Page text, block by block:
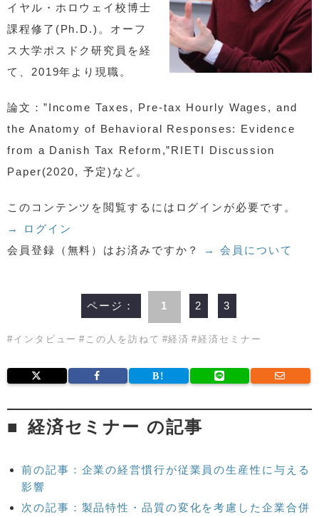
イヤル・ホロウェイ校博士
課程修了(Ph.D.)。オーフ
ス大学ポスドク研究員を経
て、2019年より現職。
論文：”Income Taxes, Pre-tax Hourly Wages, and
the Anatomy of Behavioral Responses: Evidence
from a Danish Tax Reform,”RIETI Discussion
Paper(2020, 予定)など。
このコンテンツを閲覧するにはログインが必要です。
→ ログイン
会員登録（無料）はお済みですか？
→ 会員について
ページ： 1 2 3
# インタビュー # この人を訪ねて #経済 #経済セミナー
経済セミナー の記事
前の記事：企業の経営慣行が従業員の生産性に与える
影響
次の記事：製品特性・品質の変化を考慮した企業合併